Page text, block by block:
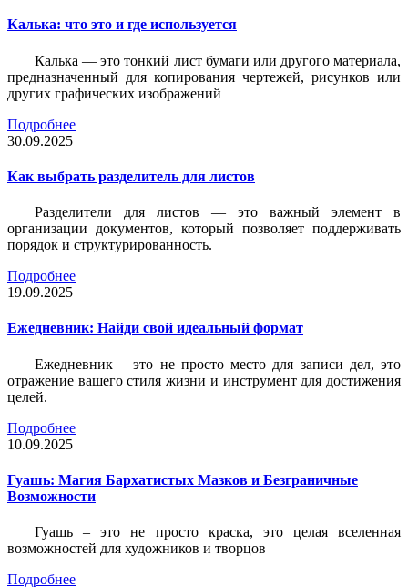
Калька: что это и где используется
Калька — это тонкий лист бумаги или другого материала,
предназначенный для копирования чертежей, рисунков или
других графических изображений
Подробнее
30.09.2025
Как выбрать разделитель для листов
Разделители для листов — это важный элемент в
организации документов, который позволяет поддерживать
порядок и структурированность.
Подробнее
19.09.2025
Ежедневник: Найди свой идеальный формат
Ежедневник – это не просто место для записи дел, это
отражение вашего стиля жизни и инструмент для достижения
целей.
Подробнее
10.09.2025
Гуашь: Магия Бархатистых Мазков и Безграничные
Возможности
Гуашь – это не просто краска, это целая вселенная
возможностей для художников и творцов
Подробнее